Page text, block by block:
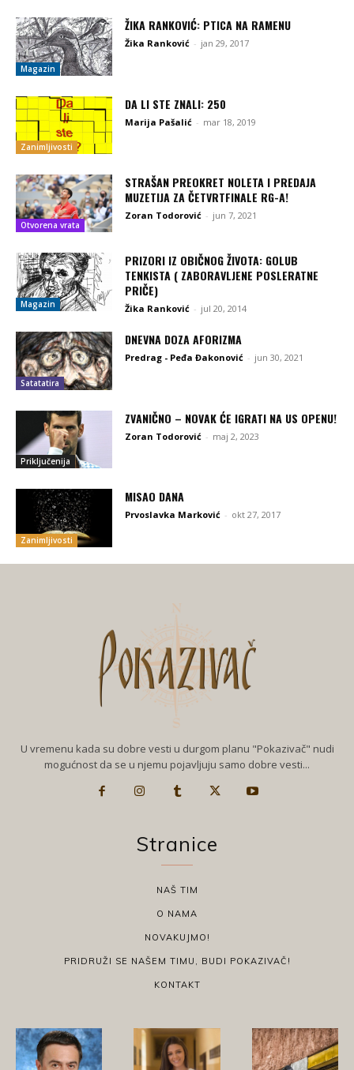
Magazin
ŽIKA RANKOVIĆ: PTICA NA RAMENU
Žika Ranković - jan 29, 2017
Zanimljivosti
DA LI STE ZNALI: 250
Marija Pašalić - mar 18, 2019
Otvorena vrata
STRAŠAN PREOKRET NOLETA I PREDAJA
MUZETIJA ZA ČETVRTFINALE RG-A!
Zoran Todorović - jun 7, 2021
Magazin
PRIZORI IZ OBIČNOG ŽIVOTA: GOLUB
TENKISTA ( ZABORAVLJENE POSLERATNE
PRIČE)
Žika Ranković - jul 20, 2014
Satatatira
DNEVNA DOZA AFORIZMA
Predrag - Peđa Đakonović - jun 30, 2021
Priključenija
ZVANIČNO – NOVAK ĆE IGRATI NA US OPENU!
Zoran Todorović - maj 2, 2023
Zanimljivosti
MISAO DANA
Prvoslavka Marković - okt 27, 2017
U vremenu kada su dobre vesti u durgom planu "Pokazivač" nudi
mogućnost da se u njemu pojavljuju samo dobre vesti...
Stranice
NAŠ TIM
O NAMA
NOVAKUJMO!
PRIDRUŽI SE NAŠEM TIMU, BUDI POKAZIVAČ!
KONTAKT